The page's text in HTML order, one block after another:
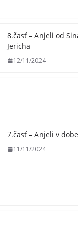
8.časť – Anjeli od
Jericha
12/11/2024
7.časť – Anjeli v
11/11/2024